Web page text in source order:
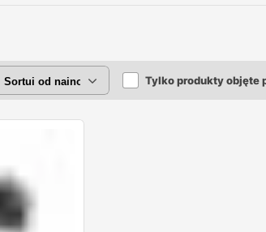
Tylko produkty objęte